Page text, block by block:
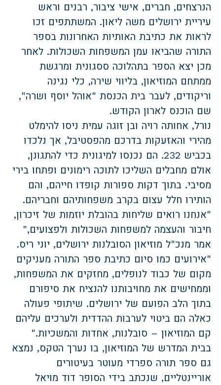
הנרצחים, חברים, אישי ציבור, רבנים וראש
עיריית ירושלים משה ליאון. המשתתפים זכו
לראות את כתיבת האותיות האחרונות בספר
התורה שהביאו עמן המשפחות השכולות. לאחר
מכן יצא הספר בתהלוכה ססגונית ומרגשת
ממתחם המוזיאון, בליווי שירה, כלי נגינה
וריקודים, לעבר בית הכנסת "אוהל יוסף ושרה",
שם הוכנס לארון הקודש.
נורל, אחותה רויה ובן זוגה עמית ניסו להימלט
מהירי והאזעקות בדרכם מהפסטיבל, אך נלכדו
בכביש 232. הם נכנסו למיגונית כדי להתגונן,
אולם מחבלים השליכו לתוכה רימונים ופתחו בירי
מסיבי. בתוך דקות ספורות קופדו חייהם, והם
הותירו חלל עצום בקרב משפחותיהם וחבריהם.
"אנחנו רואים שליחות בהובלת יוזמות של זיכרון,
חיבור והעצמה למשפחות השכולות ולפצועים,"
אמר מנכ"ל מוזיאון הסובלנות ירושלים, יוני ריס.
"אירועים כמו סיום כתיבת ספר התורה מעניקים
מקום של כבוד לנופלים, מחזקים את המשפחות,
וממחישים את מחויבותנו להנציח את סיפורם
בתוך הלב הפועם של ירושלים. שיתופי פעולה
כאלה הם ביטוי לערבות ההדדית ולערכים עליהם
קם המוזיאון – סובלנות, אחדות והמשכיות."
בבית המדרש של המוזיאון, בו נערך הטקס, נמצא
גם ספר תורה ספרדי מעוטר בעיטורים
אוריינטליים, שנכתב בידי הסופר דוד מויאל